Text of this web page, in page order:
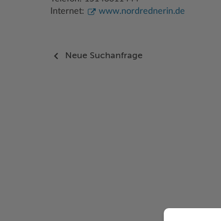
Internet:
www.nordrednerin.de
Neue Suchanfrage